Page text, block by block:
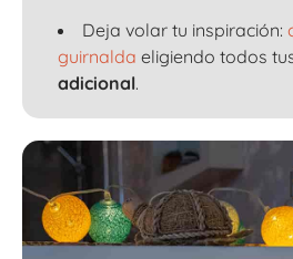
Deja volar tu inspiración:
guirnalda eligiendo todos
adicional.